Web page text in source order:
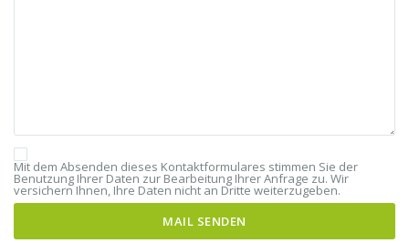
Mit dem Absenden dieses Kontaktformulares stimmen Sie der
Benutzung Ihrer Daten zur Bearbeitung Ihrer Anfrage zu. Wir
versichern Ihnen, Ihre Daten nicht an Dritte weiterzugeben.